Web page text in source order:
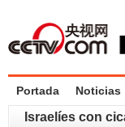
Portada Noticias
Israelíes con